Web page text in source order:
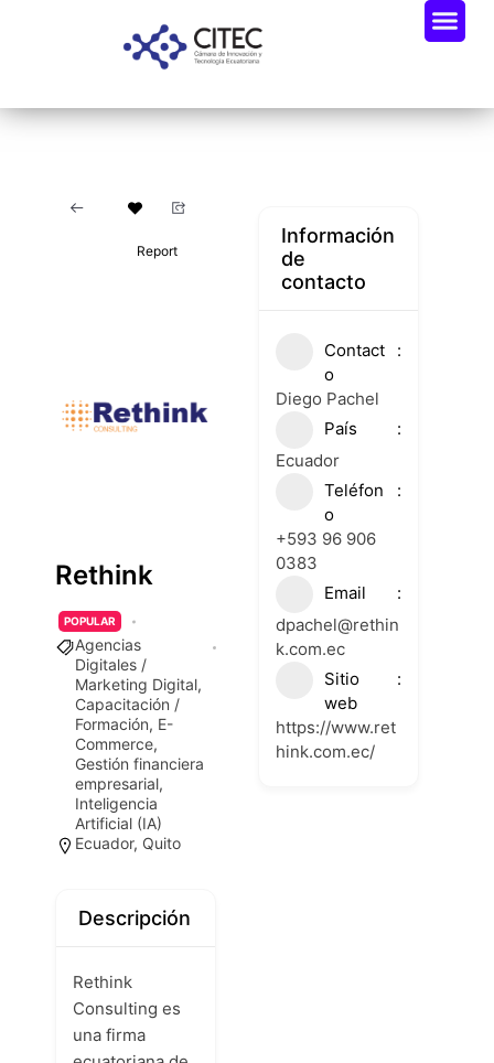
Report
Rethink
POPULAR
Agencias
Digitales /
Marketing Digital,
Capacitación /
Formación, E-
Commerce,
Gestión financiera
empresarial,
Inteligencia
Artificial (IA)
Ecuador, Quito
Descripción
Rethink
Consulting es
una firma
Información
de
contacto
Contact
o
Diego Pachel
País
Ecuador
Teléfon
o
+593 96 906
0383
Email
dpachel@rethin
k.com.ec
Sitio
web
https://www.ret
hink.com.ec/